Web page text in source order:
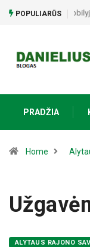
POPULIARŪS
PRADŽIA
Home
ALYTAUS RAJONO